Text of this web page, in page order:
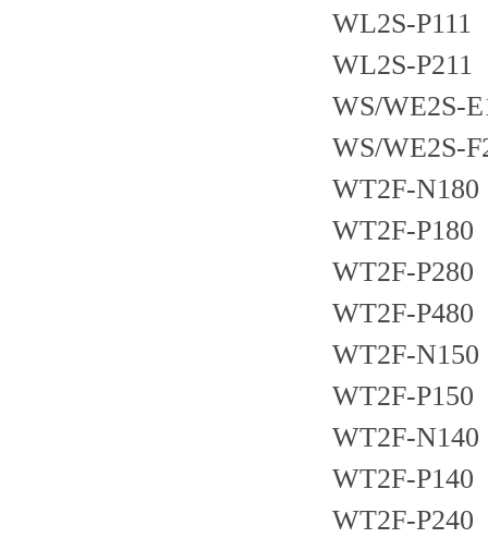
WL2S-P111
WL2S-P211
WS/WE2S-
WS/WE2S-
WT2F-N180
WT2F-P180
WT2F-P280
WT2F-P480
WT2F-N150
WT2F-P150
WT2F-N140
WT2F-P140
WT2F-P240